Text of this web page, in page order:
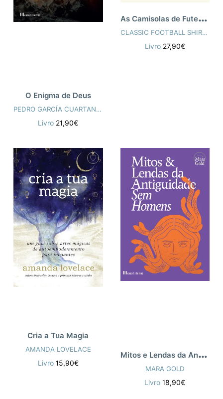
O Enigma de Deus
PEDRO GARCÍA CUARTANGO
Livro 21,90€
A
s Camisolas de Futebol Mais Emblemáticas
CLASSIC FOOTBALL SHIRTS
Livro 27,90€
Cria a Tua Magia
AMANDA LOVELACE
Livro 15,90€
M
itos e Lendas da Antiguidade Sem Homens
MARA GOLD
Livro18,90€